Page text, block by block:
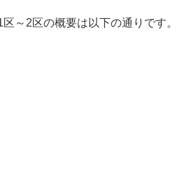
～2区の概要は以下の通りです。